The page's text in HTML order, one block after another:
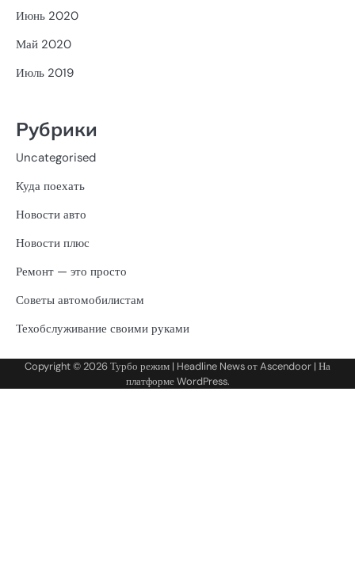
Июнь 2020
Май 2020
Июль 2019
Рубрики
Uncategorised
Куда поехать
Новости авто
Новости плюс
Ремонт — это просто
Советы автомобилистам
Техобслуживание своими руками
Copyright © 2026Турбо режим | Headline News отAscendoor | На
платформеWordPress.